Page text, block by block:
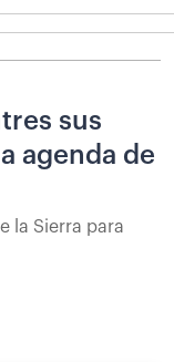
sus
agenda de
la Sierra para